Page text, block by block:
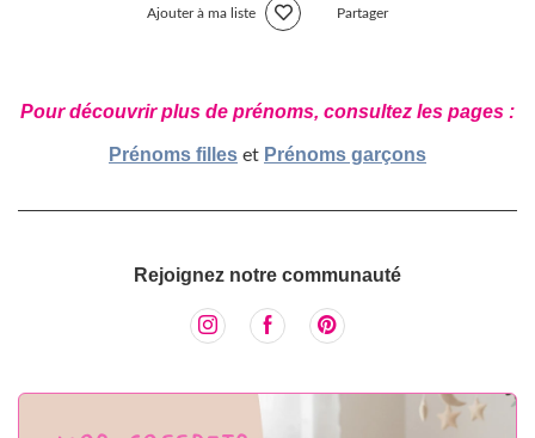
Ajouter à ma liste Partager
Pour découvrir plus de prénoms, consultez les pages :
Prénoms filles et Prénoms garçons
Rejoignez notre communauté